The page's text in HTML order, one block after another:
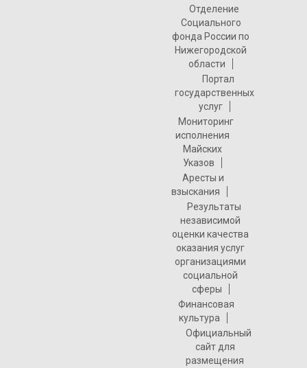
Отделение
Социального
фонда России по
Нижегородской
области
Портал
государственных
услуг
Мониторинг
исполнения
Майских
Указов
Аресты и
взыскания
Результаты
независимой
оценки качества
оказания услуг
организациями
социальной
сферы
Финансовая
культура
Официальный
сайт для
размещения